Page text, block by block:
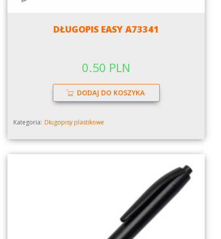
DŁUGOPIS EASY A73341
0.50 PLN
DODAJ DO KOSZYKA
Kategoria: Długopisy plastikowe